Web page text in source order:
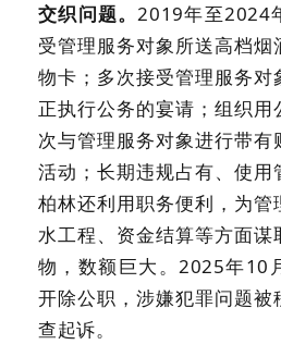
交织问题。2019年至2024
受管理服务对象所送高档烟
物卡；多次接受管理服务对
正执行公务的宴请；组织用
次与管理服务对象进行带
活动；长期违规占有、使用
柏林还利用职务便利，为
水工程、资金结算等方面
物，数额巨大。2025年10
开除公职，涉嫌犯罪问题被
查起诉。